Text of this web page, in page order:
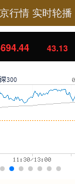
行情 实时轮播
43.13